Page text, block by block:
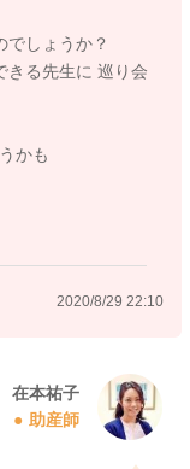
でしょうか？
きる先生に 巡り会
かも
2020/8/29 22:10
在本祐子
助産師